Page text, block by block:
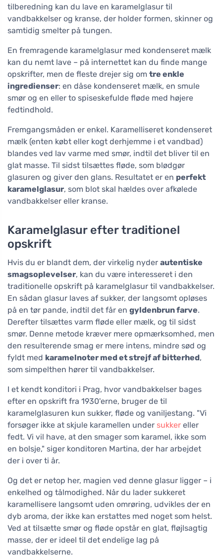
tilberedning kan du lave en karamelglasur til
vandbakkelser og kranse, der holder formen, skinner og
samtidig smelter på tungen.
En fremragende karamelglasur med kondenseret mælk
kan du nemt lave – på internettet kan du finde mange
opskrifter, men de fleste drejer sig om tre enkle
ingredienser: en dåse kondenseret mælk, en smule
smør og en eller to spiseskefulde fløde med højere
fedtindhold.
Fremgangsmåden er enkel. Karamelliseret kondenseret
mælk (enten købt eller kogt derhjemme i et vandbad)
blandes ved lav varme med smør, indtil det bliver til en
glat masse. Til sidst tilsættes fløde, som blødgør
glasuren og giver den glans. Resultatet er en perfekt
karamelglasur, som blot skal hældes over afkølede
vandbakkelser eller kranse.
Karamelglasur efter traditionel
opskrift
Hvis du er blandt dem, der virkelig nyder autentiske
smagsoplevelser, kan du være interesseret i den
traditionelle opskrift på karamelglasur til vandbakkelser.
En sådan glasur laves af sukker, der langsomt opløses
på en tør pande, indtil det får en gyldenbrun farve.
Derefter tilsættes varm fløde eller mælk, og til sidst
smør. Denne metode kræver mere opmærksomhed, men
den resulterende smag er mere intens, mindre sød og
fyldt med karamelnoter med et strejf af bitterhed,
som simpelthen hører til vandbakkelser.
I et kendt konditori i Prag, hvor vandbakkelser bages
efter en opskrift fra 1930'erne, bruger de til
karamelglasuren kun sukker, fløde og vaniljestang. "Vi
forsøger ikke at skjule karamellen under sukker eller
fedt. Vi vil have, at den smager som karamel, ikke som
en bolsje," siger konditoren Martina, der har arbejdet
der i over ti år.
Og det er netop her, magien ved denne glasur ligger – i
enkelhed og tålmodighed. Når du lader sukkeret
karamellisere langsomt uden omrøring, udvikles der en
dyb aroma, der ikke kan erstattes med noget som helst.
Ved at tilsætte smør og fløde opstår en glat, fløjlsagtig
masse, der er ideel til det endelige lag på
vandbakkelserne.